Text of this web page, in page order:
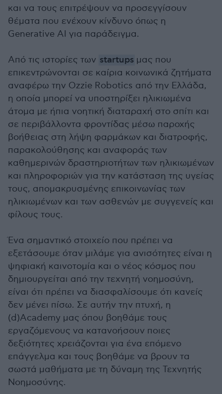
και να τους επιτρέψουν να προσεγγίσουν
θέματα που ενέχουν κίνδυνο όπως η
Generative AI για παράδειγμα.
Από τις ιστορίες των startups μας που
επικεντρώνονται σε καίρια κοινωνικά ζητήματα
αναφέρω την Ozzie Robotics από την Ελλάδα,
η οποία μπορεί να υποστηρίξει ηλικιωμένα
άτομα με ήπια νοητική διαταραχή στο σπίτι και
σε περιβάλλοντα φροντίδας μέσω παροχής
βοήθειας στη λήψη φαρμάκων και διατροφής,
παρακολούθησης και αναφοράς των
καθημερινών δραστηριοτήτων των ηλικιωμένων
και πληροφοριών για την κατάσταση της υγείας
τους, απομακρυσμένης επικοινωνίας των
ηλικιωμένων και των ασθενών με συγγενείς και
φίλους τους.
Ένα σημαντικό στοιχείο που πρέπει να
εξετάσουμε όταν μιλάμε για ανισότητες είναι η
ψηφιακή καινοτομία και ο νέος κόσμος που
δημιουργείται από την τεχνητή νοημοσύνη,
είναι ότι πρέπει να διασφαλίσουμε ότι κανείς
δεν μένει πίσω. Σε αυτήν την πτυχή, η
(d)Academy μας όπου βοηθάμε τους
εργαζόμενους να κατανοήσουν ποιες
δεξιότητες χρειάζονται για ένα επόμενο
επάγγελμα και τους βοηθάμε να βρουν τα
σωστά μαθήματα με τη δύναμη της Τεχνητής
Νοημοσύνης.